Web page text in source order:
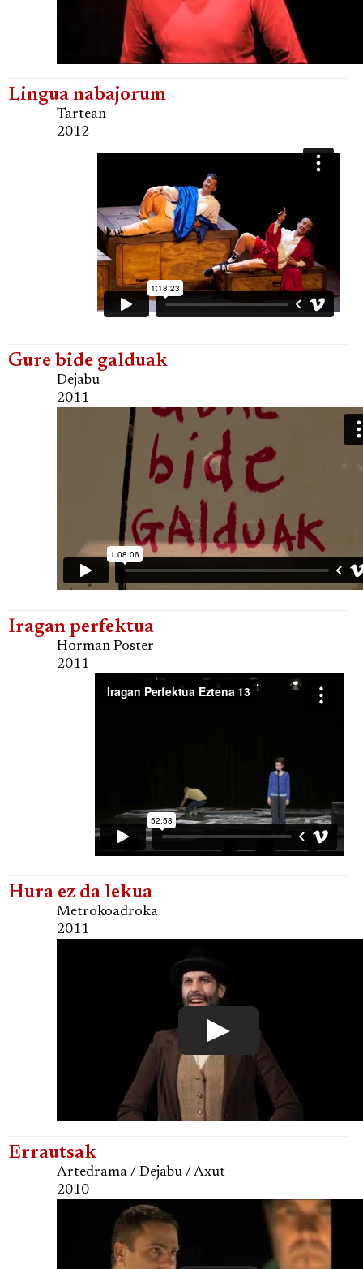
Lingua nabajorum
Tartean
2012
Gure bide galduak
Dejabu
2011
Iragan perfektua
Horman Poster
2011
Hura ez da lekua
Metrokoadroka
2011
Errautsak
Artedrama / Dejabu / Axut
2010